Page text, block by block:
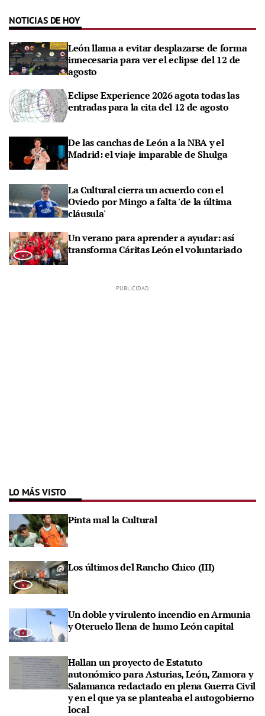
NOTICIAS DE HOY
León llama a evitar desplazarse de forma
innecesaria para ver el eclipse del 12 de
agosto
Eclipse Experience 2026 agota todas las
entradas para la cita del 12 de agosto
De las canchas de León a la NBA y el
Madrid: el viaje imparable de Shulga
La Cultural cierra un acuerdo con el
Oviedo por Mingo a falta 'de la última
cláusula'
Un verano para aprender a ayudar: así
transforma Cáritas León el voluntariado
LO MÁS VISTO
Pinta mal la Cultural
Los últimos del Rancho Chico (III)
Un doble y virulento incendio en Armunia
y Oteruelo llena de humo León capital
Hallan un proyecto de Estatuto
autonómico para Asturias, León, Zamora y
Salamanca redactado en plena Guerra Civil
y en el que ya se planteaba el autogobierno
local